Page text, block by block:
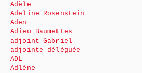
Adèle
Adeline Rosenstein
Aden
Adieu Baumettes
adjoint Gabriel
adjointe déléguée
ADL
Adlène